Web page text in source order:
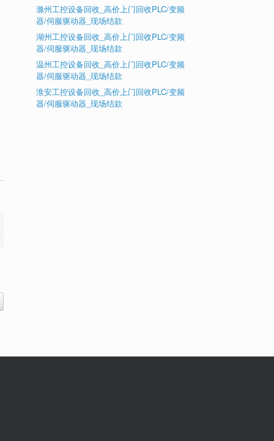
滁州工控设备回收_高价上门回收PLC/变频
器/伺服驱动器_现场结款
湖州工控设备回收_高价上门回收PLC/变频
器/伺服驱动器_现场结款
温州工控设备回收_高价上门回收PLC/变频
器/伺服驱动器_现场结款
淮安工控设备回收_高价上门回收PLC/变频
器/伺服驱动器_现场结款